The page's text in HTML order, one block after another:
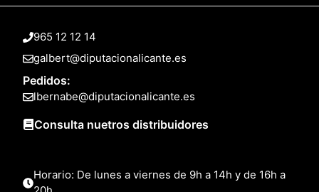
965 12 12 14
galbert@diputacionalicante.es
Pedidos:
lbernabe@diputacionalicante.es
Consulta nuetros distribuidores
Horario: De lunes a viernes de 9h a 14h y de 16h a